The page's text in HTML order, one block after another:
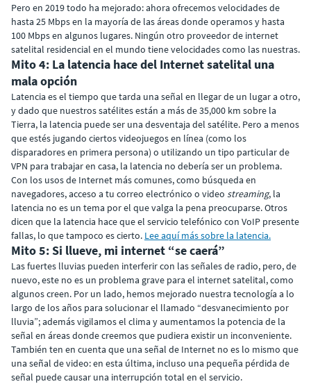
Pero en 2019 todo ha mejorado: ahora ofrecemos velocidades de
hasta 25 Mbps en la mayoría de las áreas donde operamos y hasta
100 Mbps en algunos lugares. Ningún otro proveedor de internet
satelital residencial en el mundo tiene velocidades como las nuestras.
Mito 4: La latencia hace del Internet satelital una
mala opción
Latencia es el tiempo que tarda una señal en llegar de un lugar a otro,
y dado que nuestros satélites están a más de 35,000 km sobre la
Tierra, la latencia puede ser una desventaja del satélite. Pero a menos
que estés jugando ciertos videojuegos en línea (como los
disparadores en primera persona) o utilizando un tipo particular de
VPN para trabajar en casa, la latencia no debería ser un problema.
Con los usos de Internet más comunes, como búsqueda en
navegadores, acceso a tu correo electrónico o video streaming, la
latencia no es un tema por el que valga la pena preocuparse. Otros
dicen que la latencia hace que el servicio telefónico con VoIP presente
fallas, lo que tampoco es cierto. Lee aquí más sobre la latencia.
Mito 5: Si llueve, mi internet “se caerá”
Las fuertes lluvias pueden interferir con las señales de radio, pero, de
nuevo, este no es un problema grave para el internet satelital, como
algunos creen. Por un lado, hemos mejorado nuestra tecnología a lo
largo de los años para solucionar el llamado “desvanecimiento por
lluvia”; además vigilamos el clima y aumentamos la potencia de la
señal en áreas donde creemos que pudiera existir un inconveniente.
También ten en cuenta que una señal de Internet no es lo mismo que
una señal de video: en esta última, incluso una pequeña pérdida de
señal puede causar una interrupción total en el servicio.